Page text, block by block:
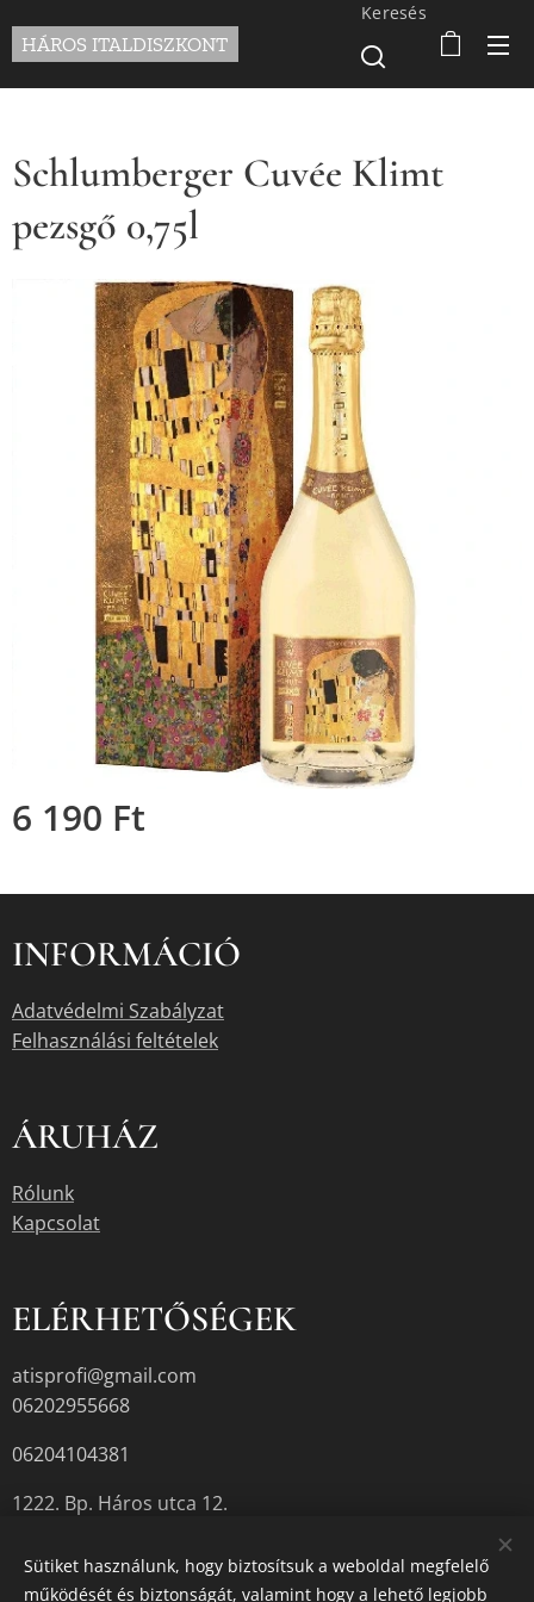
HÁROS ITALDISZKONT
Keresés
Schlumberger Cuvée Klimt
pezsgő 0,75l
6 190 Ft
INFORMÁCIÓ
Adatvédelmi Szabályzat
Felhasználási feltételek
ÁRUHÁZ
Rólunk
Kapcsolat
ELÉRHETŐSÉGEK
atisprofi@gmail.com
06202955668
06204104381
1222. Bp. Háros utca 12.
Sütiket használunk, hogy biztosítsuk a weboldal megfelelő
működését és biztonságát, valamint hogy a lehető legjobb